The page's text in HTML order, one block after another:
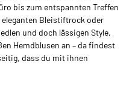
bis zum entspannten Treffen
Bleistiftrock oder
und doch lässigen Style,
Hemdblusen an – da findest
dass du mit ihnen